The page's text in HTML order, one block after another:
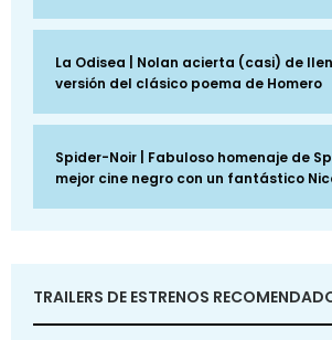
La Odisea | Nolan acierta (casi) de
versión del clásico poema de Homero
Spider-Noir | Fabuloso homenaje de
mejor cine negro con un fantástico
TRAILERS DE ESTRENOS